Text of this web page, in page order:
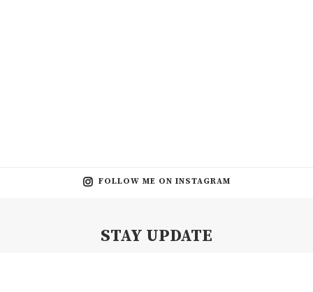
FOLLOW ME ON INSTAGRAM
STAY UPDATE